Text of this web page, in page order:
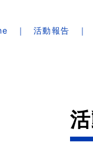
活動報告